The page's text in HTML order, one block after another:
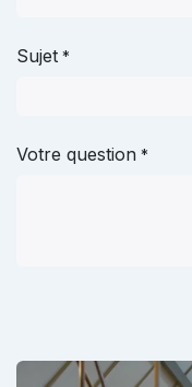
Sujet *
Votre question *